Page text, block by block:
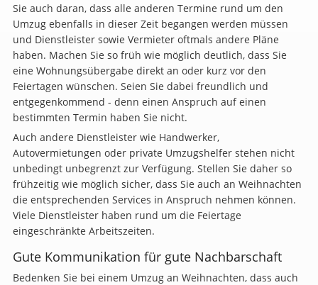
Sie auch daran, dass alle anderen Termine rund um den
Umzug ebenfalls in dieser Zeit begangen werden müssen
und Dienstleister sowie Vermieter oftmals andere Pläne
haben. Machen Sie so früh wie möglich deutlich, dass Sie
eine Wohnungsübergabe direkt an oder kurz vor den
Feiertagen wünschen. Seien Sie dabei freundlich und
entgegenkommend - denn einen Anspruch auf einen
bestimmten Termin haben Sie nicht.
Auch andere Dienstleister wie Handwerker,
Autovermietungen oder private Umzugshelfer stehen nicht
unbedingt unbegrenzt zur Verfügung. Stellen Sie daher so
frühzeitig wie möglich sicher, dass Sie auch an Weihnachten
die entsprechenden Services in Anspruch nehmen können.
Viele Dienstleister haben rund um die Feiertage
eingeschränkte Arbeitszeiten.
Gute Kommunikation für gute Nachbarschaft
Bedenken Sie bei einem Umzug an Weihnachten, dass auch